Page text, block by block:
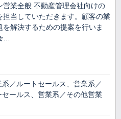
業全般 不動産管理会社向けの
当していただきます。顧客の業
解決するための提案を行いま
…
／ルートセールス、営業系／
ールス、営業系／その他営業